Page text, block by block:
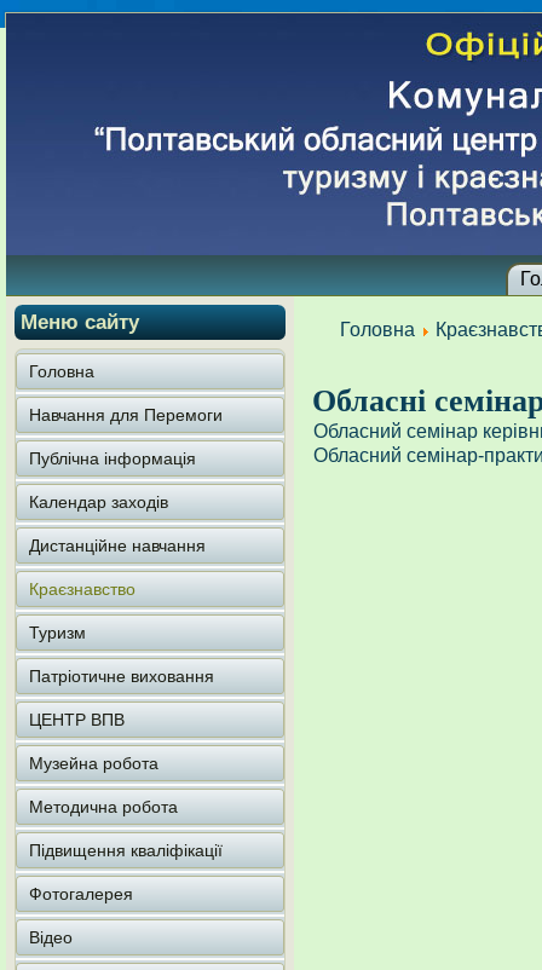
Меню сайту
Головна
Навчання для Перемоги
Публічна інформація
Календар заходів
Дистанційне навчання
Краєзнавство
Туризм
Патріотичне виховання
ЦЕНТР ВПВ
Музейна робота
Методична робота
Підвищення кваліфікації
Фотогалерея
Відео
Головна
Обласні
Обласний семінар
Обласний семінар-